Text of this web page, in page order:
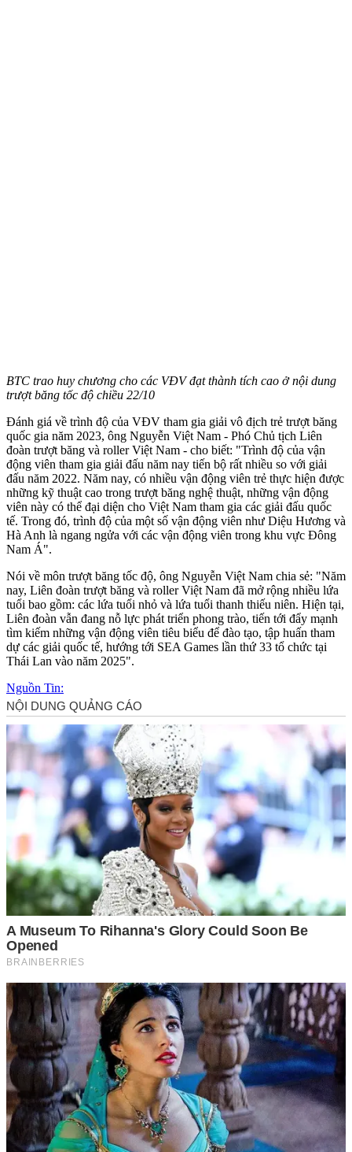
BTC trao huy chương cho các VĐV đạt thành tích cao ở nội dung
trượt băng tốc độ chiều 22/10
Đánh giá về trình độ của VĐV tham gia giải vô địch trẻ trượt băng
quốc gia năm 2023, ông Nguyễn Việt Nam - Phó Chủ tịch Liên
đoàn trượt băng và roller Việt Nam - cho biết: "Trình độ của vận
động viên tham gia giải đấu năm nay tiến bộ rất nhiều so với giải
đấu năm 2022. Năm nay, có nhiều vận động viên trẻ thực hiện được
những kỹ thuật cao trong trượt băng nghệ thuật, những vận động
viên này có thể đại diện cho Việt Nam tham gia các giải đấu quốc
tế. Trong đó, trình độ của một số vận động viên như Diệu Hương và
Hà Anh là ngang ngửa với các vận động viên trong khu vực Đông
Nam Á".
Nói về môn trượt băng tốc độ, ông Nguyễn Việt Nam chia sẻ: "Năm
nay, Liên đoàn trượt băng và roller Việt Nam đã mở rộng nhiều lứa
tuổi bao gồm: các lứa tuổi nhỏ và lứa tuổi thanh thiếu niên. Hiện tại,
Liên đoàn vẫn đang nỗ lực phát triển phong trào, tiến tới đẩy mạnh
tìm kiếm những vận động viên tiêu biểu để đào tạo, tập huấn tham
dự các giải quốc tế, hướng tới SEA Games lần thứ 33 tổ chức tại
Thái Lan vào năm 2025".
Nguồn Tin: